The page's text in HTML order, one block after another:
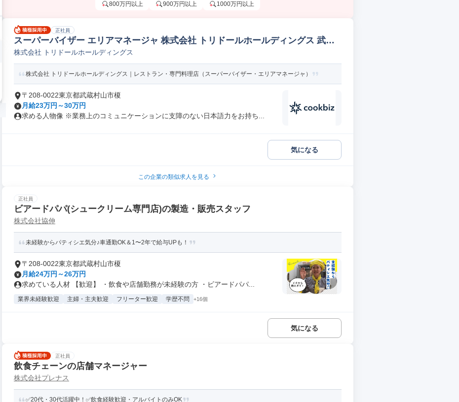
800万円以上 900万円以上 1000万円以上
正社員
スーパーバイザー エリアマネージャ 株式会社 トリドールホールディングス 武蔵
村山市
株式会社 トリドールホールディングス
株式会社 トリドールホールディングス｜レストラン・専門料理店（スーパーバイザー・エリアマネージャ）
〒208-0022東京都武蔵村山市榎
月給23万円～30万円
求める人物像 ※業務上のコミュニケーションに支障のない日本語力をお持ち...
気になる
この企業の類似求人を見る
正社員
ビアードパパ(シュークリーム専門店)の製造・販売スタッフ
株式会社協伸
未経験からパティシエ気分♪車通勤OK＆1〜2年で給与UPも！
〒208-0022東京都武蔵村山市榎
月給24万円～26万円
求めている人材 【歓迎】 ・飲食や店舗勤務が未経験の方 ・ビアードパパ...
業界未経験歓迎 主婦・主夫歓迎 フリーター歓迎 学歴不問 +16個
気になる
正社員
飲食チェーンの店舗マネージャー
株式会社プレナス
✅20代・30代活躍中！✅飲食経験歓迎・アルバイトのみOK